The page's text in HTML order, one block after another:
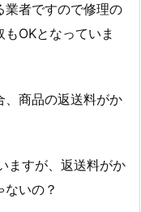
業者ですので修理の
OKとなっていま
、商品の返送料がか
ますが、返送料がか
いの？